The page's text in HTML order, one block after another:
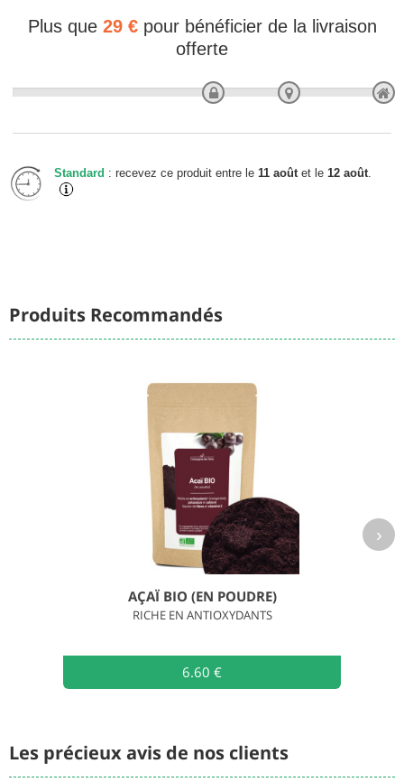
Plus que 29 €pour bénéficier de la livraison
offerte
Standard : recevez ce produit entre le 11 août et le 12 août
Produits Recommandés
AÇAÏ BIO (EN POUDRE)
RICHE EN ANTIOXYDANTS
6.60 €
›
Les précieux avis de nos clients